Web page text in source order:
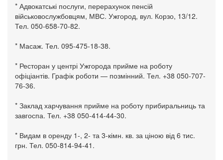
* Адвокатські послуги, перерахунок пенсій
військовослужбовцям, МВС. Ужгород, вул. Корзо, 13/12.
Тел. 050-658-70-82.
* Масаж. Тел. 095-475-18-38.
* Ресторан у центрі Ужгорода прийме на роботу
офіціантів. Графік роботи — позмінний. Тел. +38 050-707-
76-36.
* Заклад харчування прийме на роботу прибиральниць та
завгоспа. Тел. +38 050-414-44-30.
* Видам в оренду 1-, 2- та 3-кімн. кв. за ціною від 6 тис.
грн. Тел. 050-814-94-41.